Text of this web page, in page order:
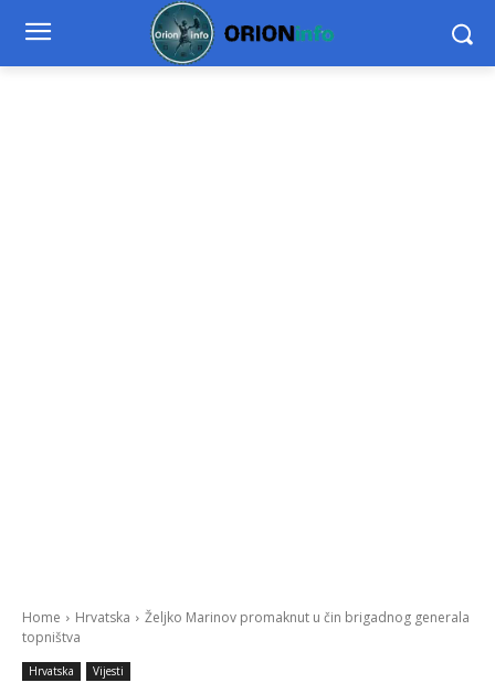
Home Hrvatska
Željko Marinov promaknut u čin brigadnog generala
topništva
Hrvatska Vijesti